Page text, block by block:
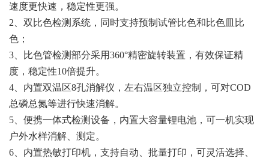
速度更快速，稳定性更强。
2、双比色检测系统，同时支持预制试管比色和比色皿比
色；
3、比色管检测部分采用360°精密旋转装置，有效保证精
度，稳定性10倍提升。
4、内置双温区8孔消解仪，左右温区独立控制，可对COD
总磷总氮等进行快速消解。
5、便携一体式检测设备，内置大容量锂电池，可一机实现
户外水样消解、测定。
6、内置热敏打印机，支持自动、批量打印，可灵活选择、